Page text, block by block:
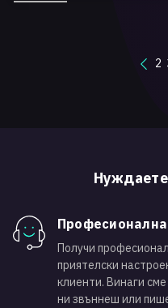
2
Получи
приятелски
клиенти. Винаги
ни звъннеш или